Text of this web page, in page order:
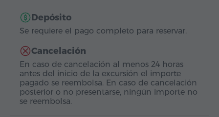
Depósito
Se requiere el pago completo para reservar.
Cancelación
En caso de cancelación al menos 24 horas
antes del inicio de la excursión el importe
pagado se reembolsa. En caso de cancelación
posterior o no presentarse, ningún importe no
se reembolsa.